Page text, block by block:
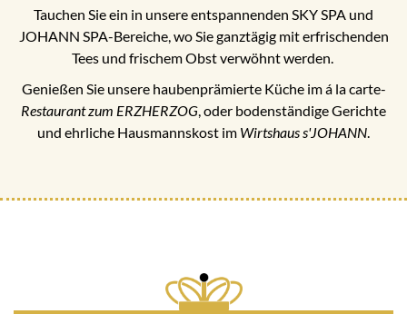
Tauchen Sie ein in unsere entspannenden SKY SPA und
JOHANN SPA-Bereiche, wo Sie ganztägig mit erfrischenden
Tees und frischem Obst verwöhnt werden.
Genießen Sie unsere haubenprämierte Küche im á la carte-
Restaurant zum ERZHERZOG , oder bodenständige Gerichte
und ehrliche Hausmannskost im Wirtshaus s'JOHANN